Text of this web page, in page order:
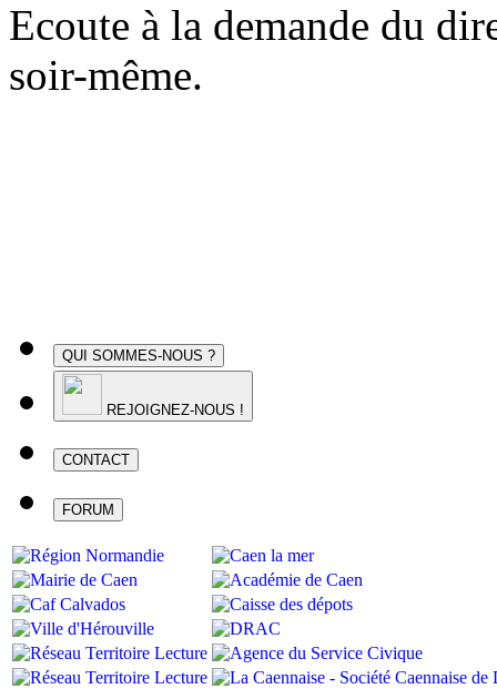
Ecoute à la demande du
soir-même.
QUI SOMMES-NOUS ?
REJOIGNEZ-NOUS !
CONTACT
FORUM